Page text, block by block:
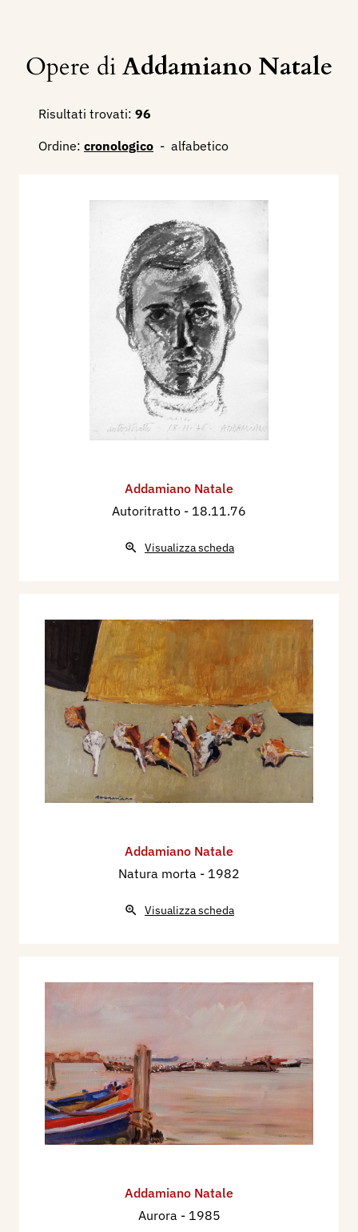
Opere diAddamiano Natale
Risultati trovati: 96
Ordine: cronologico - alfabetico
Addamiano Natale
Autoritratto - 18.11.76
Visualizza scheda
Addamiano Natale
Natura morta - 1982
Visualizza scheda
Addamiano Natale
Aurora - 1985